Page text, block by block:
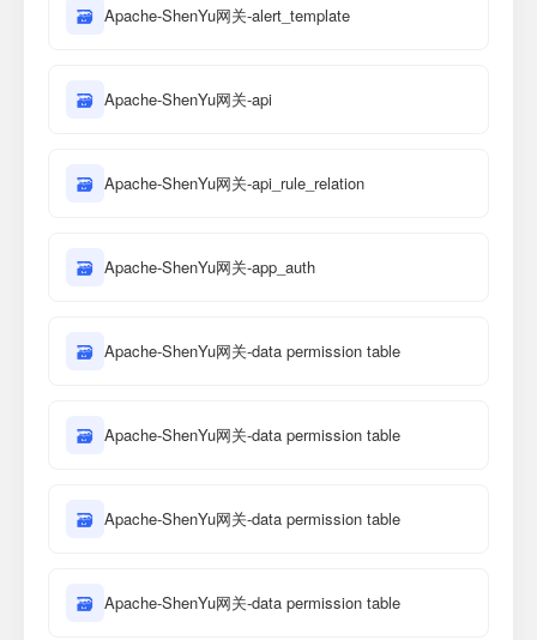
🗃 Apache-ShenYu网关-alert_template
🗃 Apache-ShenYu网关-api
🗃 Apache-ShenYu网关-api_rule_relation
🗃 Apache-ShenYu网关-app_auth
🗃 Apache-ShenYu网关-data permission table
🗃 Apache-ShenYu网关-data permission table
🗃 Apache-ShenYu网关-data permission table
🗃 Apache-ShenYu网关-data permission table